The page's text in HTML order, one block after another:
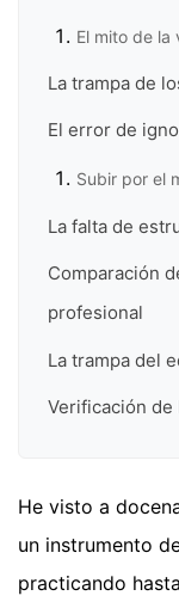
El mito de
La trampa de
El error de
Subir por el
La falta de
Comparación
profesional
La trampa del
Verificación de
He visto a
un instrumento
practicando